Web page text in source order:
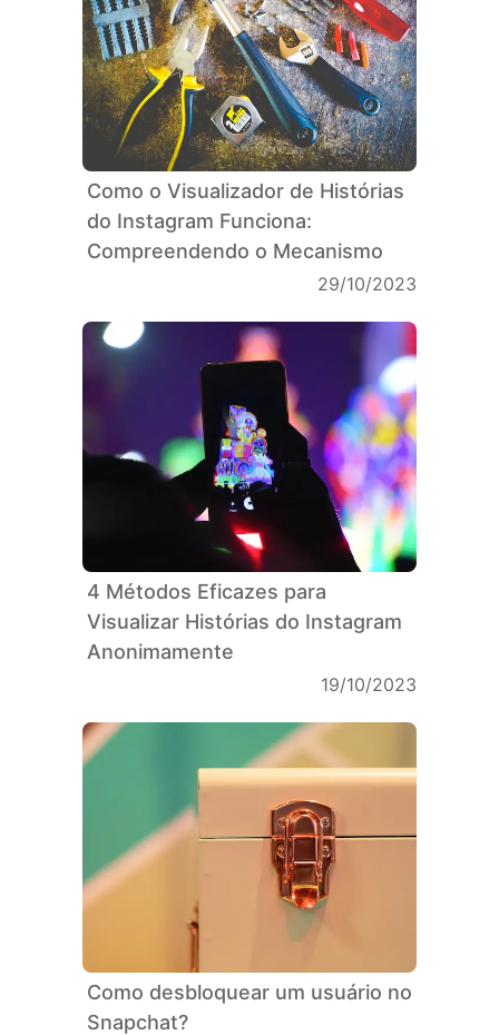
Como o Visualizador de Histórias
do Instagram Funciona:
Compreendendo o Mecanismo
29/10/2023
4 Métodos Eficazes para
Visualizar Histórias do Instagram
Anonimamente
19/10/2023
Como desbloquear um usuário no
Snapchat?